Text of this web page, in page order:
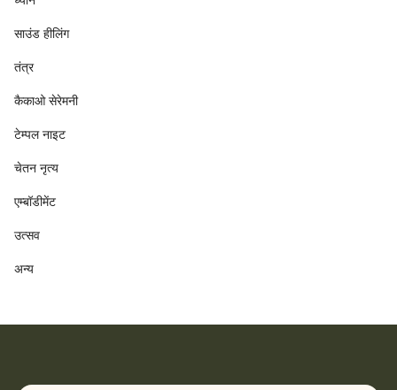
साउंड हीलिंग
तंत्र
कैकाओ सेरेमनी
टेम्पल नाइट
चेतन नृत्य
एम्बॉडीमेंट
उत्सव
अन्य